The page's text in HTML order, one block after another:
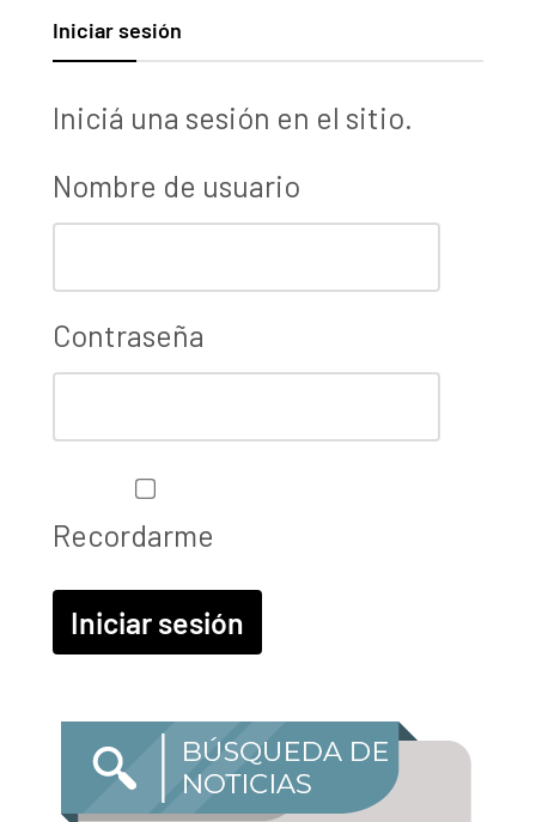
Iniciar sesión
Iniciá una sesión en el sitio.
Nombre de usuario
Contraseña
Recordarme